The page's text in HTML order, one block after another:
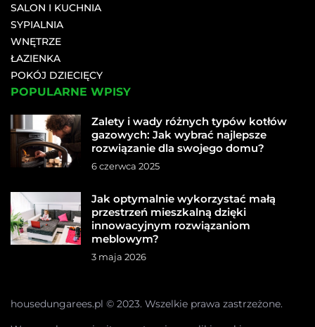
SALON I KUCHNIA
SYPIALNIA
WNĘTRZE
ŁAZIENKA
POKÓJ DZIECIĘCY
POPULARNE WPISY
Zalety i wady różnych typów kotłów
gazowych: Jak wybrać najlepsze
rozwiązanie dla swojego domu?
6 czerwca 2025
Jak optymalnie wykorzystać małą
przestrzeń mieszkalną dzięki
innowacyjnym rozwiązaniom
meblowym?
3 maja 2026
housedungarees.pl © 2023. Wszelkie prawa zastrzeżone.